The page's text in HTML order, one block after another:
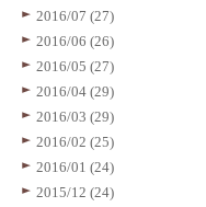
2016/07 (27)
2016/06 (26)
2016/05 (27)
2016/04 (29)
2016/03 (29)
2016/02 (25)
2016/01 (24)
2015/12 (24)